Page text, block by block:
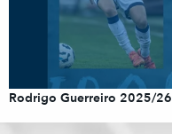
Rodrigo Guerreiro 2025/26